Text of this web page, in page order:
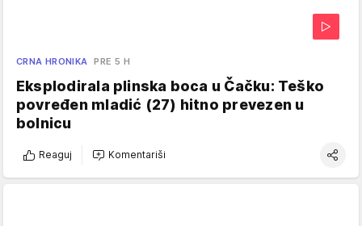
CRNA HRONIKA PRE 5 H
Eksplodirala plinska boca u Čačku: Teško
povređen mladić (27) hitno prevezen u
bolnicu
Reaguj Komentariši